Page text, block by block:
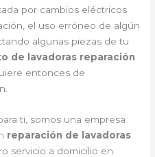
por cambios eléctricos
el uso erróneo de algún
algunas piezas de tu
de lavadoras reparación
entonces de
ti, somos una empresa
reparación de lavadoras
servicio a domicilio en